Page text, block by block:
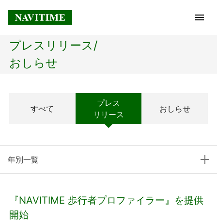
トップページ
経営理念
プレスリリース/
おしらせ
すべて
プレス
リリース
おしらせ
年別一覧
『NAVITIME 歩行者プロファイラー』を提供
開始